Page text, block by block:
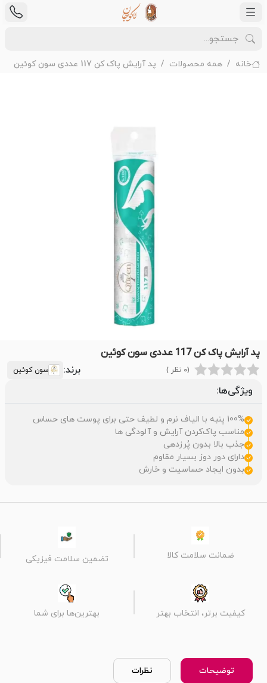
خانه همه محصولات پد آرایش پاک کن 117 عددی سون کوئین
پد آرایش پاک کن 117 عددی سون کوئین
(0 نظر ) برند: سون کوئین
ویژگی‌ها:
100% پنبه با الیاف نرم و لطیف حتی برای پوست های حساس
مناسب پاک‌کردن آرایش و آلودگی ها
جذب بالا بدون پُرزدهی
دارای دور دوز بسیار مقاوم
بدون ایجاد حساسیت و خارش
ضمانت سلامت کالا تضمین سلامت فیزیکی
کیفیت برتر، انتخاب بهتر بهترین‌ها برای شما
توضیحات نظرات